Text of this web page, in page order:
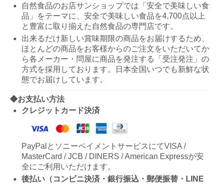
自然食品のお店サンショップでは「安全で美味しい食
品」をテーマに、安全で美味しい食品を4,700点以上
と豊富に取り揃えた自然食品の専門店です。
出来るだけ新しい賞味期限の商品をお届けするため、
ほとんどの商品をお客様からのご注文をいただいてか
ら各メーカー・問屋に商品を発注する「受注発注」の
方式を採用しております。日本全国いつでも新鮮な状
態でお届けしています。
◆お支払い方法
クレジットカード決済
PayPalとソニーペイメントサービスにてVISA /
MasterCard / JCB / DINERS / American Expressが安
全にご利用いただけます。
後払い（コンビニ決済・銀行振込・郵便振替・LINE